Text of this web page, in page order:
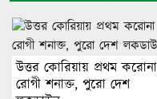
উত্তর কোরিয়ায় প্রথম করোনা
রোগী শনাক্ত, পুরো দেশ